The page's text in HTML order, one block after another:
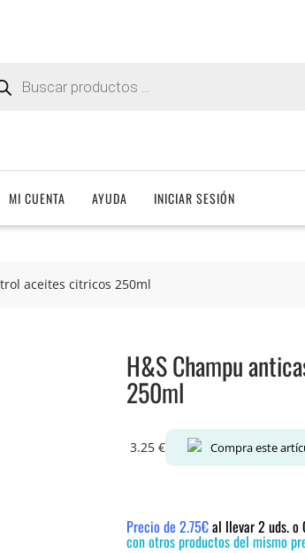
MI CUENTA AYUDA INICIAR SESIÓN
aceites citricos 250ml
H&S Champu
250ml
3.25 € Compra este
Precio de 2.75€al llevar 2 uds. o
con otros productos del mismo